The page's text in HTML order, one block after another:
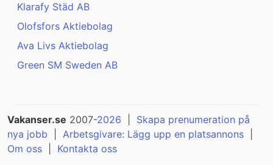
Klarafy Städ AB
Olofsfors Aktiebolag
Ava Livs Aktiebolag
Green SM Sweden AB
Vakanser.se 2007-2026
Skapa prenumeration på
nya jobb
Arbetsgivare: Lägg upp en platsannons
Om oss
Kontakta oss